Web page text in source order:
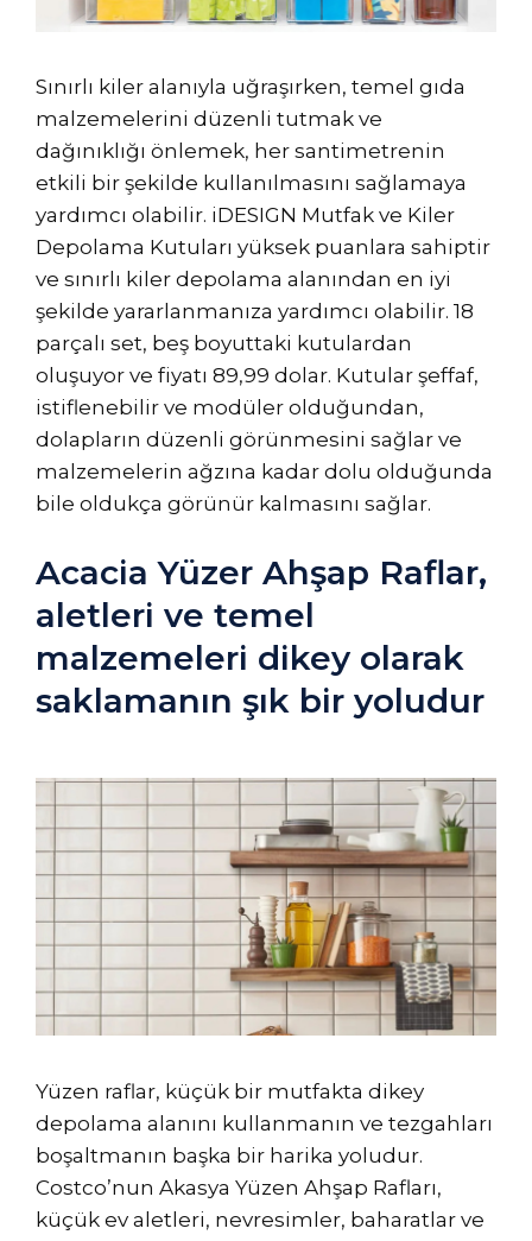
Sınırlı kiler alanıyla uğraşırken, temel gıda
malzemelerini düzenli tutmak ve
dağınıklığı önlemek, her santimetrenin
etkili bir şekilde kullanılmasını sağlamaya
yardımcı olabilir. iDESIGN Mutfak ve Kiler
Depolama Kutuları yüksek puanlara sahiptir
ve sınırlı kiler depolama alanından en iyi
şekilde yararlanmanıza yardımcı olabilir. 18
parçalı set, beş boyuttaki kutulardan
oluşuyor ve fiyatı 89,99 dolar. Kutular şeffaf,
istiflenebilir ve modüler olduğundan,
dolapların düzenli görünmesini sağlar ve
malzemelerin ağzına kadar dolu olduğunda
bile oldukça görünür kalmasını sağlar.
Acacia Yüzer Ahşap Raflar,
aletleri ve temel
malzemeleri dikey olarak
saklamanın şık bir yoludur
Yüzen raflar, küçük bir mutfakta dikey
depolama alanını kullanmanın ve tezgahları
boşaltmanın başka bir harika yoludur.
Costco’nun Akasya Yüzen Ahşap Rafları,
küçük ev aletleri, nevresimler, baharatlar ve